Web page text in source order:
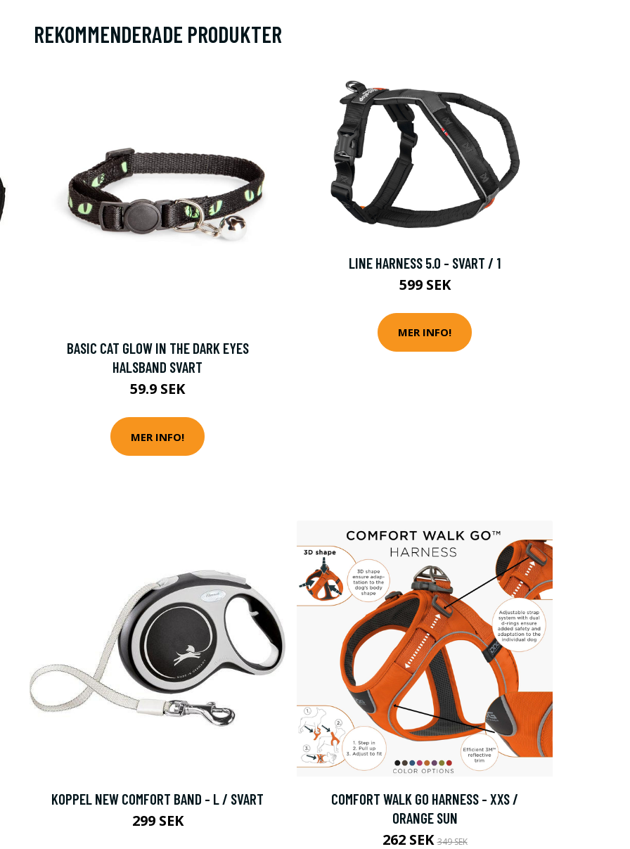
REKOMMENDERADE PRODUKTER
BASIC CAT GLOW IN THE DARK EYES
HALSBAND SVART
59.9 SEK
MER INFO!
LINE HARNESS 5.0 - SVART / 1
599 SEK
MER INFO!
KOPPEL NEW COMFORT BAND - L / SVART
299 SEK
COMFORT WALK GO HARNESS - XXS /
ORANGE SUN
262 SEK349 SEK